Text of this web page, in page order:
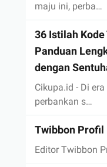
maju ini, perba…
36 Istilah
Panduan
dengan
Cikupa.id - Di
perbankan s…
Twibbon Profil
Editor Twibbon